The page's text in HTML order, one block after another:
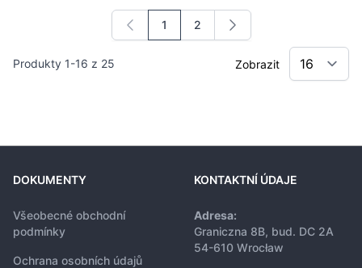
Produkty 1-16 z 25
Právě si prohlížíte stránku
1 Stránka
2
Zobrazit
DOKUMENTY
Všeobecné obchodní
podmínky
Ochrana osobních údajů
KONTAKTNÍ ÚDAJE
Adresa:
Graniczna 8B, bud. DC 2A
54-610 Wrocław